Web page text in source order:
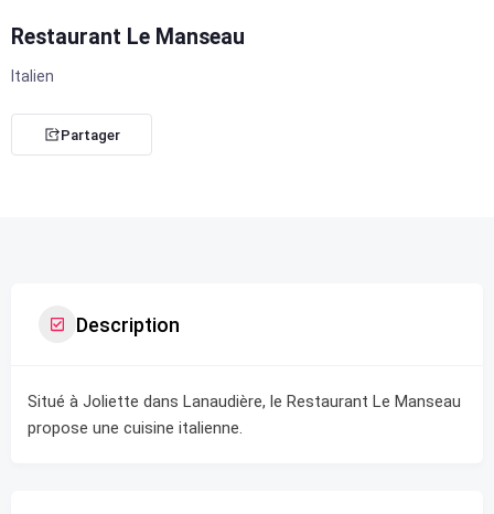
Restaurant Le Manseau
Italien
Partager
Description
Situé à Joliette dans Lanaudière, le Restaurant Le Manseau
propose une cuisine italienne.